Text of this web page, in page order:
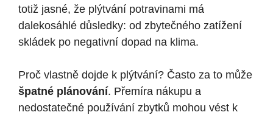
totiž jasné, že plýtvání potravinami má
dalekosáhlé důsledky:⁢ od zbytečného ‍zatížení
skládek⁣ po ​negativní dopad⁢ na​ klima.
Proč​ vlastně ‌dojde k plýtvání? Často za to může
špatné ⁢plánování. Přemíra‍ nákupu a
⁢nedostatečné​ používání zbytků mohou vést k